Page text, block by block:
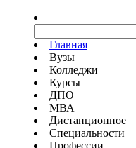
Главная
Вузы
Колледжи
Курсы
ДПО
МВА
Дистанционное
Специальности
Профессии